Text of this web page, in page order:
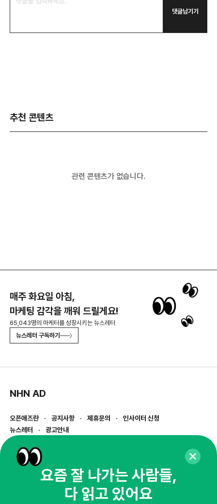
댓글남기기
추천 콘텐츠
관련 콘텐츠가 없습니다.
매주 화요일 아침,
마케팅 감각을 깨워 드릴게요!
65,043명의 마케터를 성장시키는 뉴스레터
뉴스레터 구독하기
NHN AD
오픈애즈란 공지사항 제휴문의
인사이터 신청
뉴스레터
광고안내
경기도 성남시 분당구 대왕판교로645번길 16
사업자등록번호 : 144-81-27690(
통신판매업신고번호 : 2014-경기성남-1023
호스팅서비스사업자 : 오픈애즈
1800-2198
요즘 잘 나가는 사람들,
다 읽고 있어요